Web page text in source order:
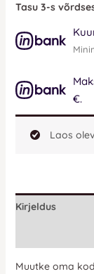
Tasu 3-s
€.
Laos
Kirjeldus
Muutke oma